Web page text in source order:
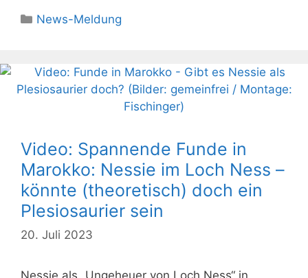
Kategorien
News-Meldung
Video: Spannende Funde in
Marokko: Nessie im Loch Ness –
könnte (theoretisch) doch ein
Plesiosaurier sein
20. Juli 2023